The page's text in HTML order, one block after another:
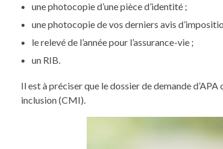
une photocopie d’une pièce d’identité ;
une photocopie de vos derniers avis
le relevé de l’année pour l’assurance-vie ;
un RIB.
Il est à préciser que le dossier de demande
inclusion (CMI).